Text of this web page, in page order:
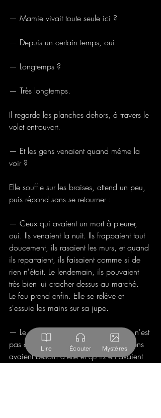
— Mamie vivait toute seule ici ?
— Depuis un certain temps, oui.
— Longtemps ?
— Très longtemps.
Il regarde les planches dehors, à travers le
volet entrouvert.
— Et les gens venaient quand même la
voir ?
Elle souffle sur les braises, attend un peu,
puis répond sans se retourner :
— Ceux qui avaient un mort à pleurer,
oui. Ils venaient la nuit. Ils frappaient tout
doucement, ils rasaient les murs, et quand
ils repartaient, ils faisaient comme si de
rien n'était. Le lendemain, ils pouvaient
très bien lui cracher dessus au marché.
Le feu prend enfin. Elle se relève et
s'essuie les mains sur sa jupe.
— Le problème de ta grand-mère, ce n'est
pas ce qu'elle faisait. C'est que les gens
avaient besoin d'elle et qu'ils en avaient
Lire Écouter Mystères